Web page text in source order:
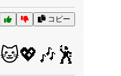
コピー
🐱💖🎶🕺